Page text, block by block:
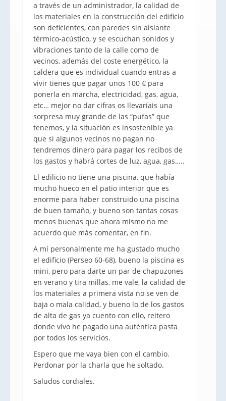
a través de un administrador, la calidad de
los materiales en la construcción del edificio
son deficientes, con paredes sin aislante
térmico-acústico, y se escuchan sonidos y
vibraciones tanto de la calle como de
vecinos, además del coste energético, la
caldera que es individual cuando entras a
vivir tienes que pagar unos 100 € para
ponerla en marcha, electricidad, gas, agua,
etc… mejor no dar cifras os llevaríais una
sorpresa muy grande de las “pufas” que
tenemos, y la situación es insostenible ya
que si algunos vecinos no pagan no
tendremos dinero para pagar los recibos de
los gastos y habrá cortes de luz, agua, gas…..
El edilicio no tiene una piscina, que había
mucho hueco en el patio interior que es
enorme para haber construido una piscina
de buen tamaño, y bueno son tantas cosas
menos buenas que ahora mismo no me
acuerdo que más comentar, en fin.
A mí personalmente me ha gustado mucho
el edificio (Perseo 60-68), bueno la piscina es
mini, pero para darte un par de chapuzones
en verano y tira millas, me vale, la calidad de
los materiales a primera vista no se ven de
baja o mala calidad, y bueno lo de los gastos
de alta de gas ya cuento con ello, reitero
donde vivo he pagado una auténtica pasta
por todos los servicios.
Espero que me vaya bien con el cambio.
Perdonar por la charla que he soltado.
Saludos cordiales.